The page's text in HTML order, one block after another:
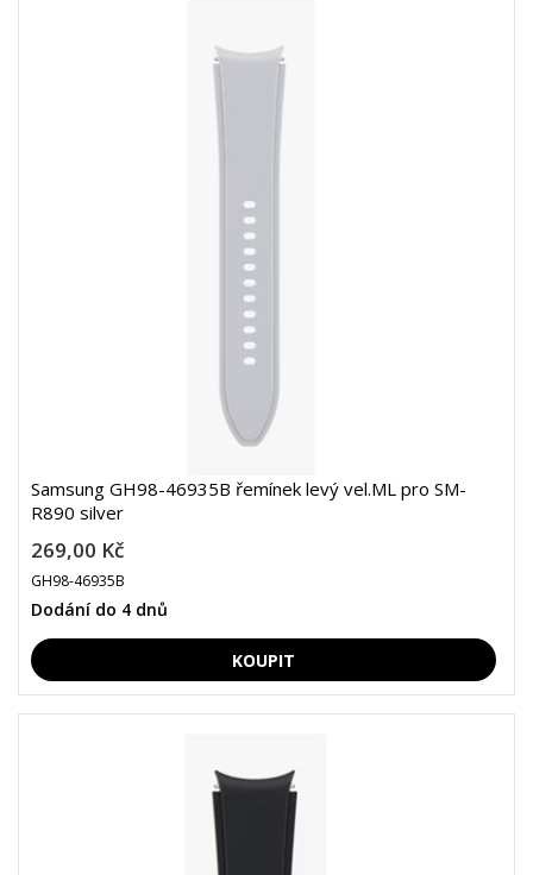
Samsung GH98-46935B řemínek levý vel.ML pro SM-
R890 silver
269,00 Kč
GH98-46935B
Dodání do 4 dnů